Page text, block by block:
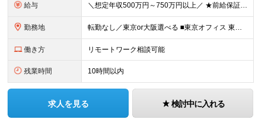
給与 ＼想定年収500万円～750万円以上／ ★前給保証 月給25万円～＋賞与年2回＋決算賞与＋残業代＋各種手当 ※試用期間6カ月（待遇・給与・雇用形態の差異なし） ※スキルや経験により給与を決定いたしま
勤務地 転勤なし／東京or大阪選べる ■東京オフィス 東京都品川区南大井6-22-7 大森ベルポートE館2階 ■大阪オフィス 大阪府大阪市北区梅田3-2-123 イノゲート大阪9階 (変更の範囲)上記を
働き方 リモートワーク相談可能
残業時間 10時間以内
求人を見る 検討中に入れる